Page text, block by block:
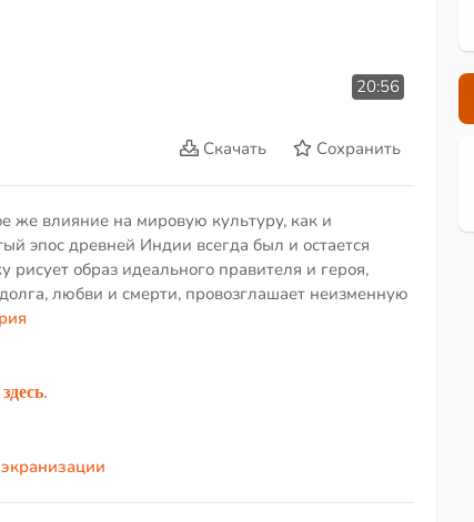
20:56
Скачать Сохранить
же влияние на мировую культуру, как и
эпос древней Индии всегда был и остается
рисует образ идеального правителя и героя,
любви и смерти, провозглашает неизменную
здесь.